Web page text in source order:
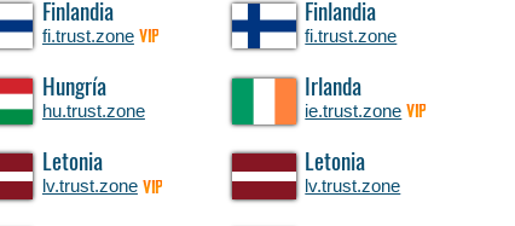
Finlandia
fi.trust.zone VIP
Finlandia
fi.trust.zone
Hungría
hu.trust.zone
Irlanda
ie.trust.zone VIP
Letonia
lv.trust.zone VIP
Letonia
lv.trust.zone